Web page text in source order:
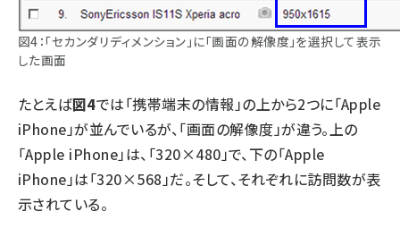
図4：「セカンダリディメンション」に「画面の解像度」を選択して表示
した画面
たとえば図4では「携帯端末の情報」の上から2つに「Apple
iPhone」が並んでいるが、「画面の解像度」が違う。上の
「Apple iPhone」は、「320×480」で、下の「Apple
iPhone」は「320×568」だ。そして、それぞれに訪問数が表
示されている。